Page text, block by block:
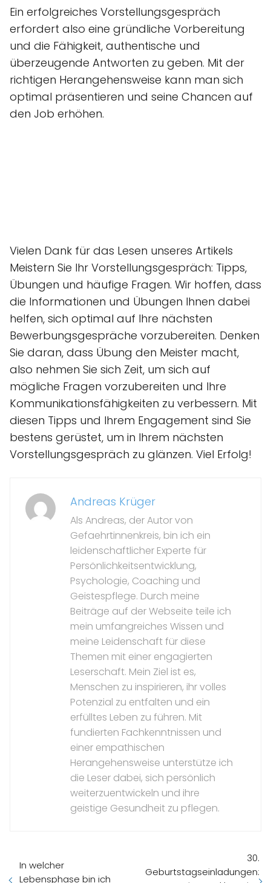
Ein erfolgreiches Vorstellungsgespräch
erfordert also eine gründliche Vorbereitung
und die Fähigkeit, authentische und
überzeugende Antworten zu geben. Mit der
richtigen Herangehensweise kann man sich
optimal präsentieren und seine Chancen auf
den Job erhöhen.
Vielen Dank für das Lesen unseres Artikels
Meistern Sie Ihr Vorstellungsgespräch: Tipps,
Übungen und häufige Fragen. Wir hoffen, dass
die Informationen und Übungen Ihnen dabei
helfen, sich optimal auf Ihre nächsten
Bewerbungsgespräche vorzubereiten. Denken
Sie daran, dass Übung den Meister macht,
also nehmen Sie sich Zeit, um sich auf
mögliche Fragen vorzubereiten und Ihre
Kommunikationsfähigkeiten zu verbessern. Mit
diesen Tipps und Ihrem Engagement sind Sie
bestens gerüstet, um in Ihrem nächsten
Vorstellungsgespräch zu glänzen. Viel Erfolg!
Andreas Krüger
Als Andreas, der Autor von
Gefaehrtinnenkreis, bin ich ein
leidenschaftlicher Experte für
Persönlichkeitsentwicklung,
Psychologie, Coaching und
Geistespflege. Durch meine
Beiträge auf der Webseite teile ich
mein umfangreiches Wissen und
meine Leidenschaft für diese
Themen mit einer engagierten
Leserschaft. Mein Ziel ist es,
Menschen zu inspirieren, ihr volles
Potenzial zu entfalten und ein
erfülltes Leben zu führen. Mit
fundierten Fachkenntnissen und
einer empathischen
Herangehensweise unterstütze ich
die Leser dabei, sich persönlich
weiterzuentwickeln und ihre
geistige Gesundheit zu pflegen.
In welcher
Lebensphase bin ich
30.
Geburtstagseinladungen: